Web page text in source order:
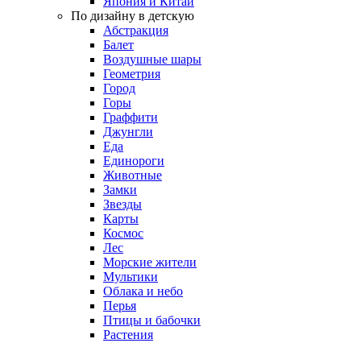
По дизайну в детскую
Абстракция
Балет
Воздушные шары
Геометрия
Город
Горы
Граффити
Джунгли
Еда
Единороги
Животные
Замки
Звезды
Карты
Космос
Лес
Морские жители
Мультики
Облака и небо
Перья
Птицы и бабочки
Растения